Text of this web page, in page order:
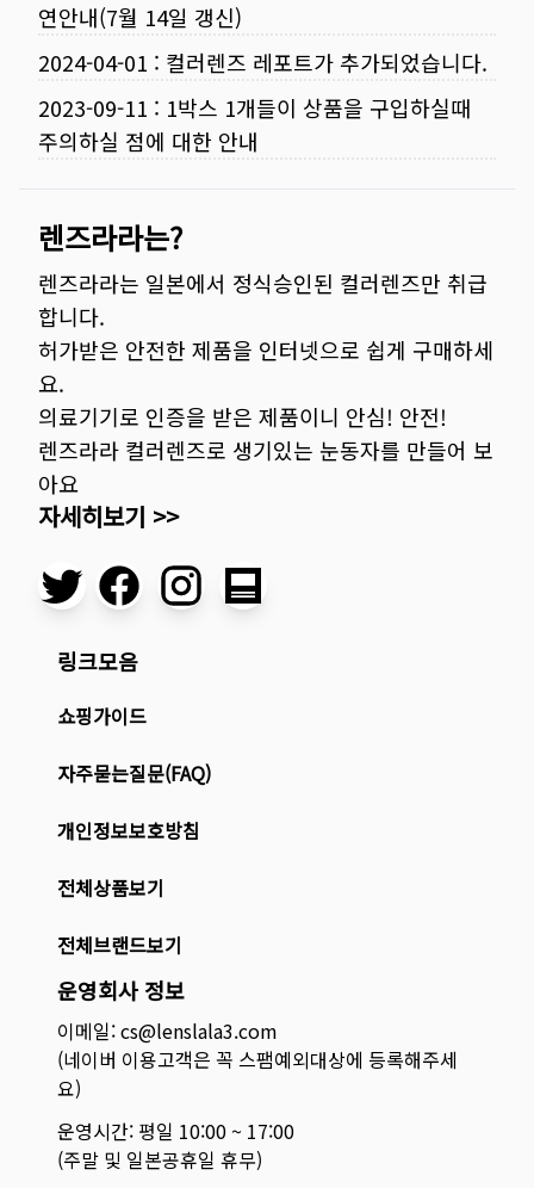
연안내(7월 14일 갱신)
2024-04-01 : 컬러렌즈 레포트가 추가되었습니다.
2023-09-11 : 1박스 1개들이 상품을 구입하실때
주의하실 점에 대한 안내
렌즈라라는?
렌즈라라는 일본에서 정식승인된 컬러렌즈만 취급
합니다.
허가받은 안전한 제품을 인터넷으로 쉽게 구매하세
요.
의료기기로 인증을 받은 제품이니 안심! 안전!
렌즈라라 컬러렌즈로 생기있는 눈동자를 만들어 보
아요
자세히보기 >>
링크모음
쇼핑가이드
자주묻는질문(FAQ)
개인정보보호방침
전체상품보기
전체브랜드보기
운영회사 정보
이메일: cs@lenslala3.com
(네이버 이용고객은 꼭 스팸예외대상에 등록해주세
요)
운영시간: 평일 10:00 ~ 17:00
(주말 및 일본공휴일 휴무)